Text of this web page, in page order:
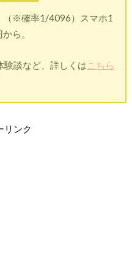
（※確率1/4096）スマホ1
ら。
験談など、詳しくは こちら
リンク